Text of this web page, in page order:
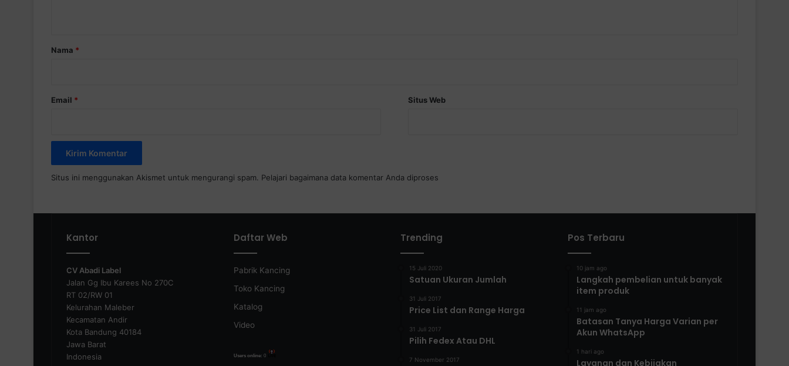
rNama *
Email * Situs Web
Situs ini menggunakan Akismet untuk mengurangi spam. Pelajari bagaimana data komentar Anda diproses
Kantor
CV Abadi Label
Jalan Gg Ibu Karees No 270C
RT 02/RW 01
Kelurahan Maleber
Kecamatan Andir
Kota Bandung 40184
Jawa Barat
Indonesia
Daftar Web
Pabrik Kancing
Toko Kancing
Katalog
Video
Users online: 0
Trending
15 Juli 2020
Satuan Ukuran Jumlah
31 Juli 2017
Price List dan Range Harga
31 Juli 2017
Pilih Fedex Atau DHL
7 November 2017
Pos Terbaru
10 jam ago
Langkah pembelian untuk banyak
item produk
11 jam ago
Batasan Tanya Harga Varian per
Akun WhatsApp
1 hari ago
Layanan dan Kebijakan